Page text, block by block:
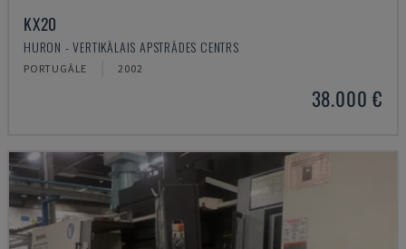
KX20
HURON - VERTIKĀLAIS APSTRĀDES CENTRS
PORTUGĀLE 2002
38.000 €